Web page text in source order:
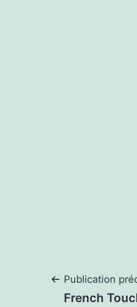
Publication
French